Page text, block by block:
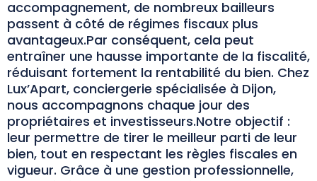
accompagnement, de nombreux bailleurs
passent à côté de régimes fiscaux plus
avantageux.Par conséquent, cela peut
entraîner une hausse importante de la fiscalité,
réduisant fortement la rentabilité du bien. Chez
Lux’Apart, conciergerie spécialisée à Dijon,
nous accompagnons chaque jour des
propriétaires et investisseurs.Notre objectif :
leur permettre de tirer le meilleur parti de leur
bien, tout en respectant les règles fiscales en
vigueur. Grâce à une gestion professionnelle,